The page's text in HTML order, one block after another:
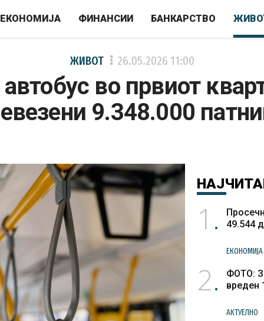
ЕКОНОМИЈА ФИНАНСИИ БАНКАРСТВО
ЖИВОТ 26.05.2026 11:00
во првиот
9.348.000
1
49.544
ЕКОНОМИЈА
2
ФОТО:
вреден
АКТУЕЛНО